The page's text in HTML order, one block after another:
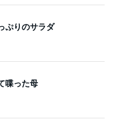
ぷりのサラダ
喋った母